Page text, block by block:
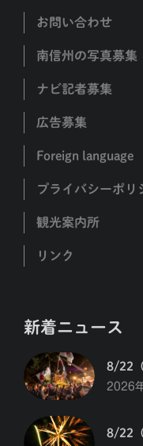
お問い合わせ
南信州の写真募集
ナビ記者募集
広告募集
Foreign language
プライバシーポリ
観光案内所
リンク
新着ニュース
8/22
2026
8/22